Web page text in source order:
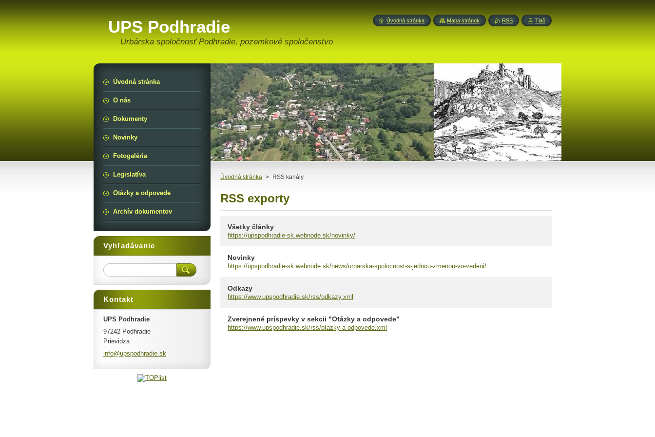
UPS Podhradie
Urbárska spoločnosť Podhradie, pozemkové spoločenstvo
Úvodná stránka > RSS kanály
RSS exporty
Všetky články
https://upspodhradie-sk.webnode.sk/novinky/
Novinky
https://upspodhradie-sk.webnode.sk/news/urbarska-spolocnost-s-jednou-zmenou-vo-vedeni/
Odkazy
https://www.upspodhradie.sk/rss/odkazy.xml
Zverejnené príspevky v sekcii "Otázky a odpovede"
https://www.upspodhradie.sk/rss/otazky-a-odpovede.xml
Úvodná stránka
O nás
Dokumenty
Novinky
Fotogaléria
Legislatíva
Otázky a odpovede
Archív dokumentov
Vyhľadávanie
Kontakt
UPS Podhradie
97242 Podhradie
Prievidza
info@upspodhradie.sk
Úvodná stránka Mapa stránok RSS Tlač